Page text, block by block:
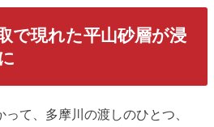
で現れた平山砂層が浸
て、多摩川の渡しのひとつ、